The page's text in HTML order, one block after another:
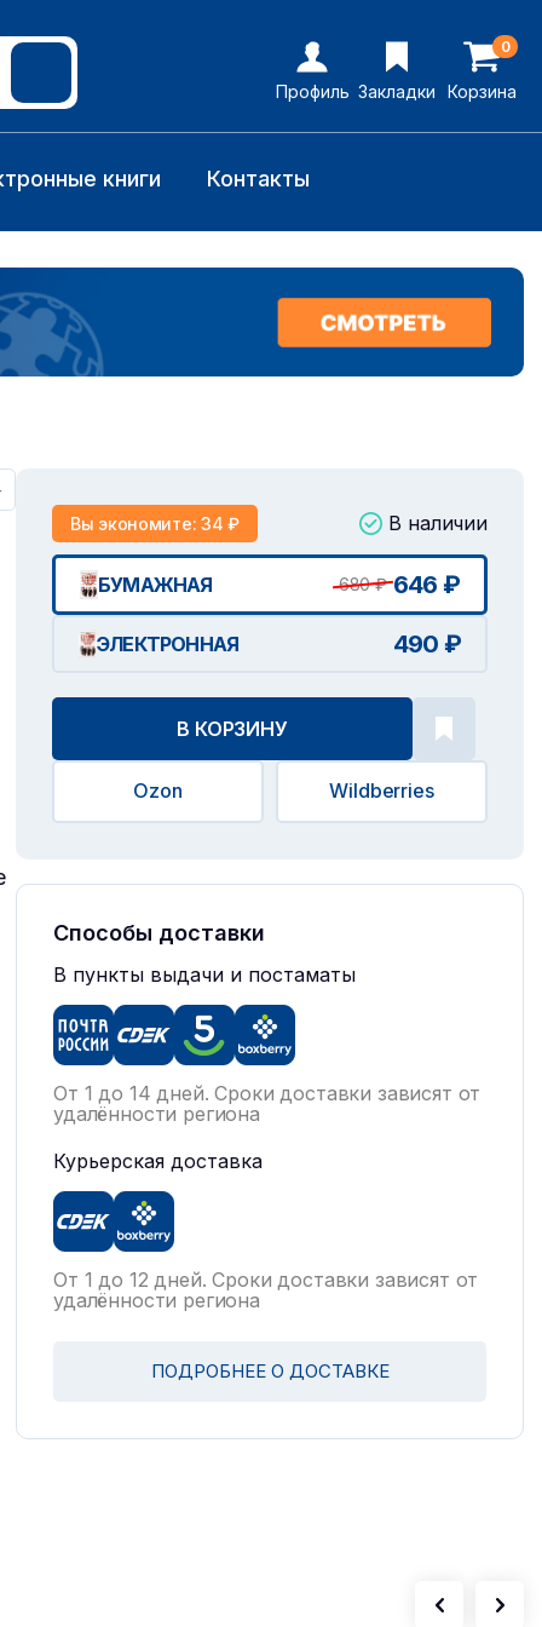
Профиль Закладки
0
Корзина
книги Контакты
Вы экономите: 34 ₽ В наличии
БУМАЖНАЯ 680 ₽ 646 ₽
ЭЛЕКТРОННАЯ 490 ₽
В КОРЗИНУ
Ozon Wildberries
Способы доставки
В пункты выдачи и постаматы
От 1 до 14 дней. Сроки доставки зависят от
удалённости региона
Курьерская доставка
От 1 до 12 дней. Сроки доставки зависят от
удалённости региона
ПОДРОБНЕЕ О ДОСТАВКЕ